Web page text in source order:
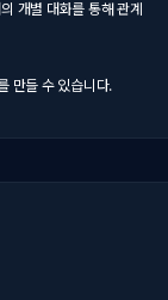
개별 대화를 통해 관계
만들 수 있습니다.